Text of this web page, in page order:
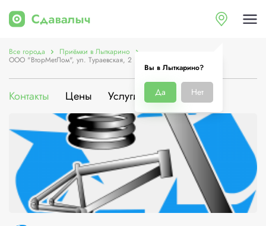
Вы в Лыткарино?
Да Нет
Все города Приёмки в Лыткарино
ООО "ВторМетЛом", ул. Тураевская, 2
Контакты Цены Услуги О компании